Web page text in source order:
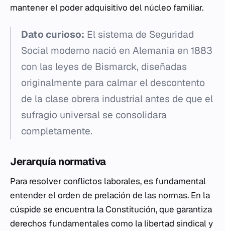
mantener el poder adquisitivo del núcleo familiar.
Dato curioso: El sistema de Seguridad
Social moderno nació en Alemania en 1883
con las leyes de Bismarck, diseñadas
originalmente para calmar el descontento
de la clase obrera industrial antes de que el
sufragio universal se consolidara
completamente.
Jerarquía normativa
Para resolver conflictos laborales, es fundamental
entender el orden de prelación de las normas. En la
cúspide se encuentra la Constitución, que garantiza
derechos fundamentales como la libertad sindical y